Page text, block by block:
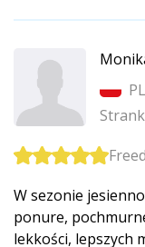
W sezonie
ponure,
lekkości, lepszych